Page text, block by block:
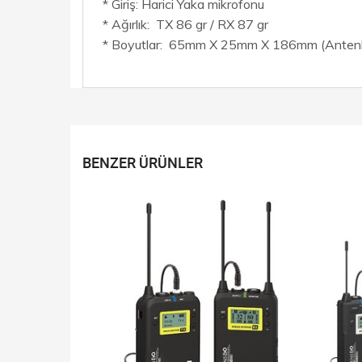
* Giriş: Harici Yaka mikrofonu
* Ağırlık: TX 86 gr / RX 87 gr
* Boyutlar: 65mm X 25mm X 186mm
BENZER ÜRÜNLER